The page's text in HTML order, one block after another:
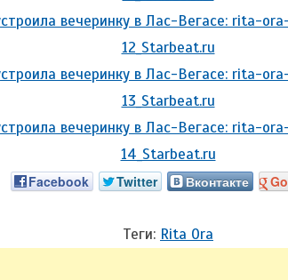
Facebook Twitter Вконтакте
Теги: Rita Ora